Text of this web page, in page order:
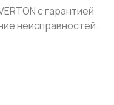
с гарантией
неисправностей.